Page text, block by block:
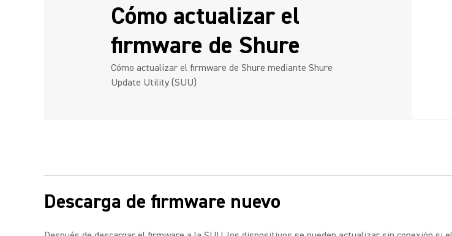
Cómo actualizar el
firmware de Shure
Cómo actualizar el firmware de Shure mediante Shure
Update Utility (SUU)
Descarga de firmware nuevo